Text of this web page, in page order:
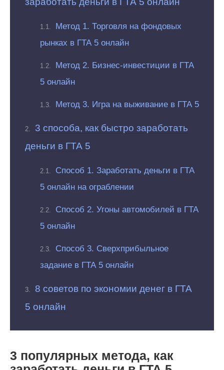
Метод 1. Торговля на фондовых
рынках в ГТА 5 онлайн
Метод 2. Бизнес-инвестиции в ГТА
5 онлайн
Метод 3. Игра на выживание в ГТА 5
3 способа, как быстро заработать
деньги в ГТА 5
Способ 1. Заработать деньги в ГТА
5 онлайн на ограблении
Способ 2. Угоны автомобилей в ГТА
5 онлайн
Способ 3. Сверхприбыльное
задание в ГТА 5 онлайн
8 советов по экономии денег в ГТА
5 онлайн
3 популярных метода, как